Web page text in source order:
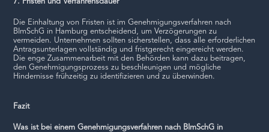
Die Einhaltung von Fristen ist im Genehmigungsverfahren nach
BImSchG in Hamburg entscheidend, um Verzögerungen zu
vermeiden. Unternehmen sollten sicherstellen, dass alle erforderlichen
Antragsunterlagen vollständig und fristgerecht eingereicht werden.
Die enge Zusammenarbeit mit den Behörden kann dazu beitragen,
den Genehmigungsprozess zu beschleunigen und mögliche
Hindernisse frühzeitig zu identifizieren und zu überwinden.
Fazit
Was ist bei einem Genehmigungsverfahren nach BImSchG in